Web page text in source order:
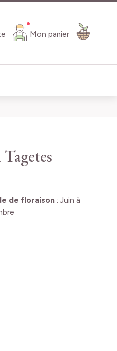
Mon panier
Tagetes
de floraison: Juin à